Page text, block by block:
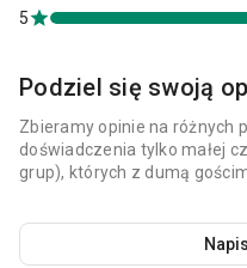
5
Podziel się swoją
Zbieramy opinie na różnych
doświadczenia tylko małej
grup), których z dumą